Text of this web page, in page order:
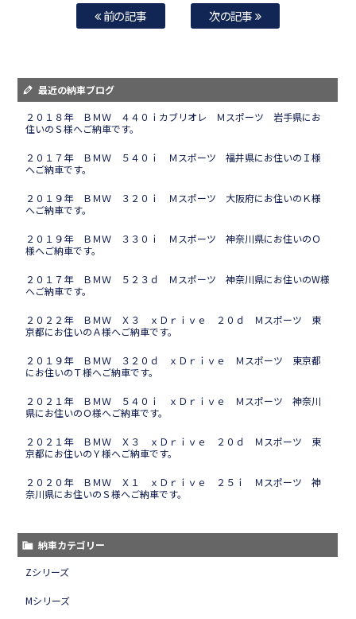
前の記事 次の記事
最近の納車ブログ
２０１８年 ＢＭＷ ４４０ｉカブリオレ Ｍスポーツ 岩手県にお
住いのＳ様へご納車です。
２０１７年 ＢＭＷ ５４０ｉ Ｍスポーツ 福井県にお住いのＩ様
へご納車です。
２０１９年 ＢＭＷ ３２０ｉ Ｍスポーツ 大阪府にお住いのＫ様
へご納車です。
２０１９年 ＢＭＷ ３３０ｉ Ｍスポーツ 神奈川県にお住いのＯ
様へご納車です。
２０１７年 ＢＭＷ ５２３ｄ Ｍスポーツ 神奈川県にお住いのW様
へご納車です。
２０２２年 ＢＭＷ Ｘ３ ｘＤｒｉｖｅ ２０ｄ Ｍスポーツ 東
京都にお住いのＡ様へご納車です。
２０１９年 ＢＭＷ ３２０ｄ ｘＤｒｉｖｅ Ｍスポーツ 東京都
にお住いのＴ様へご納車です。
２０２１年 ＢＭＷ ５４０ｉ ｘＤｒｉｖｅ Ｍスポーツ 神奈川
県にお住いのＯ様へご納車です。
２０２１年 ＢＭＷ Ｘ３ ｘＤｒｉｖｅ ２０ｄ Ｍスポーツ 東
京都にお住いのＹ様へご納車です。
２０２０年 ＢＭＷ Ｘ１ ｘＤｒｉｖｅ ２５ｉ Ｍスポーツ 神
奈川県にお住いのＳ様へご納車です。
納車カテゴリー
Zシリーズ
Mシリーズ